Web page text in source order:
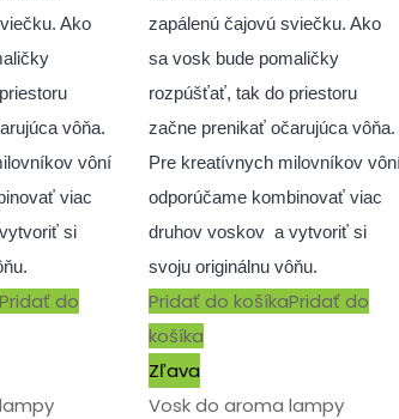
Ako
vôňa.
vôní
viac
si
Pridať do
zapálenú čajovú sviečku. Ako
sa vosk bude pomaličky
rozpúšťať, tak do priestoru
začne prenikať očarujúca vôňa.
Pre kreatívnych milovníkov
odporúčame kombinovať viac
druhov voskov a vytvoriť si
svoju originálnu vôňu.
Pridať do košíkaPridať do
košíka
Zľava
Vosk do aroma lampy